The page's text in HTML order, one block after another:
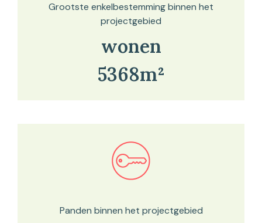
Grootste enkelbestemming binnen het
projectgebied
wonen
5368m²
Bekijk in onze kaartviewer
Panden binnen het projectgebied